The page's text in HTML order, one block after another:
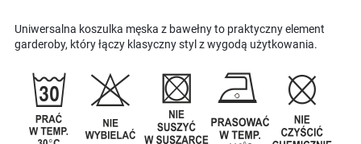
Uniwersalna koszulka męska z bawełny to praktyczny element
garderoby, który łączy klasyczny styl z wygodą użytkowania.